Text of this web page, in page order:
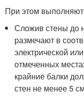
При этом
Сложив стены до
размечают в
электрической
отмеченных
крайние балки
стен не менее 5